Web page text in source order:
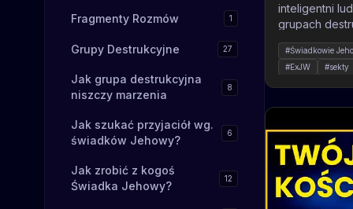
Fragmenty Rozmów 1
Grupy Destrukcyjne 27
Jak grupa destrukcyjna
niszczy marzenia
8
Jak szukać przyjaciół wg.
świadków Jehowy?
6
Jak zrobić z kogoś
Świadka Jehowy?
12
Zieliński
inteligentni
grupach
dowody na
podane na
wspólnie z
książek,
ale przede
własny
racjonalne
utwierdzają
#Świadkowie
#ExJW
#sekty